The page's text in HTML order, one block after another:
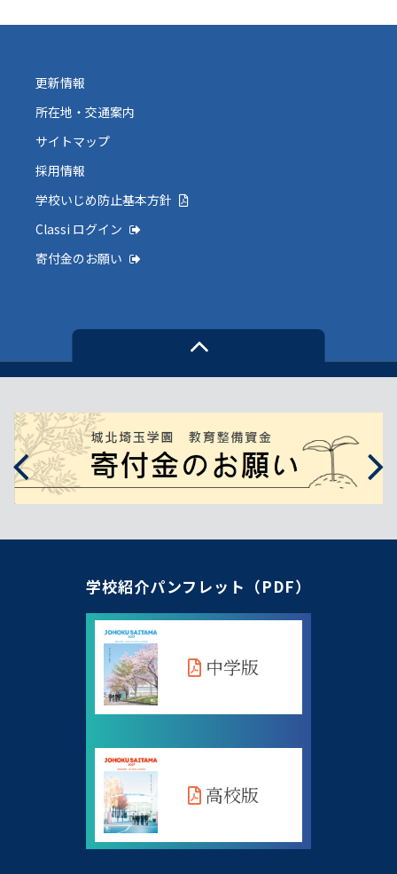
更新情報
所在地・交通案内
サイトマップ
採用情報
学校いじめ防止基本方針
Classi ログイン
寄付金のお願い
学校紹介パンフレット（PDF）
中学版
高校版